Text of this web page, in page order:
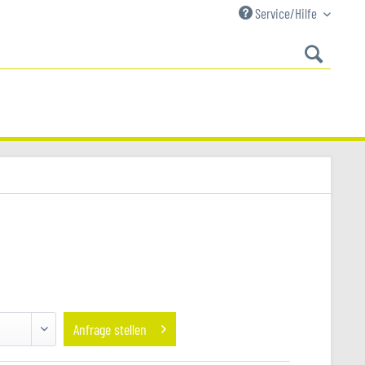
Service/Hilfe
Anfrage stellen